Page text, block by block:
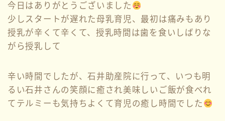
今日はありがとうございました
少しスタートが遅れた母乳育児、最初は痛みもあり
授乳が辛くて辛くて、授乳時間は歯を食いしばりな
がら授乳して
辛い時間でしたが、石井助産院に行って、いつも明
るい石井さんの笑顔に癒され美味しいご飯が食べれ
てテルミーも気持ちよくて育児の癒し時間でした